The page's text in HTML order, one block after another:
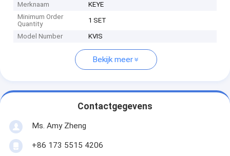
Merknaam
KEYE
Minimum Order
Quantity
1 SET
Model Number KVIS
Bekijk meer
Contactgegevens
Ms. Amy Zheng
+86 173 5515 4206